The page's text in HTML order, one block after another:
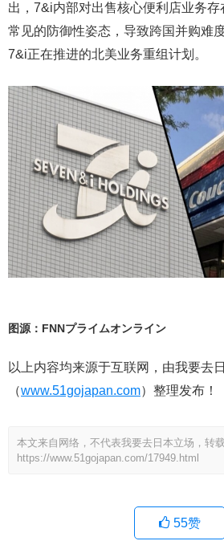
出，7&i内部对出售核心便利店业务
常见的防御性姿态，导致跨国并购难
7&i正在推进的北美业务重组计划。
图源：FNNプライムオンライン
以上内容均来源于互联网，由我要去
（www.51gojapan.com）整理发布！
本文来自网络，不代表我要去日本立场，转
https://www.51gojapan.com/17949.html
55赞